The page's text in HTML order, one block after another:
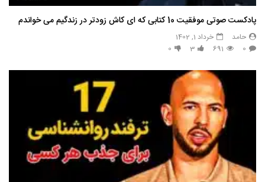
پادکست صوتی موفقیت 10 کتابی که ای کاش زودتر در زندگیم می خواندم
حامد
خرداد 1, 1402
0
691
3
0